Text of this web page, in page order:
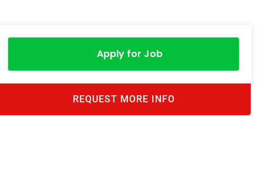
Apply for Job
REQUEST MORE INFO